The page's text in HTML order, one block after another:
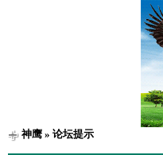
神鹰» 论坛提示